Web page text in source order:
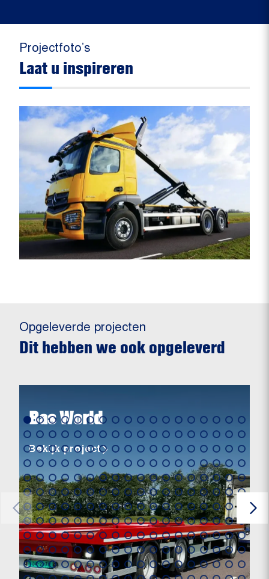
Projectfoto’s
Laat u inspireren
Opgeleverde projecten
Dit hebben we ook opgeleverd
Bas World
Bekijk project